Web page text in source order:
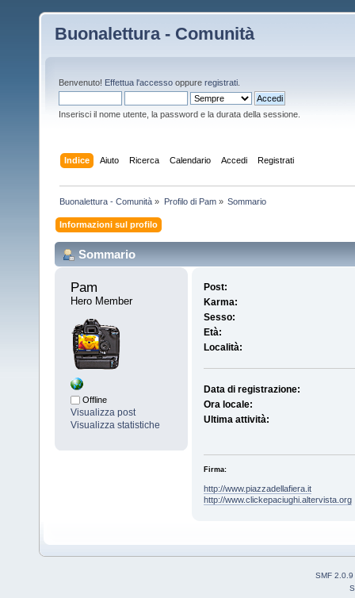
Buonalettura - Comunità
Benvenuto! Effettua l'accesso oppure registrati
Inserisci il nome utente, la password e la durata della sessione.
Indice Aiuto Ricerca Calendario Accedi Registrati
Buonalettura - Comunità » Profilo di Pam» Sommario
Informazioni sul profilo
Sommario
Pam
Hero Member
Offline
Visualizza post
Visualizza statistiche
Post:
Karma:
Sesso:
Età:
Località:
Data di registrazione:
Ora locale:
Ultima attività:
Firma:
http://www.piazzadellafiera.it
http://www.clickepaciughi.altervista.org
SMF 2.0.9